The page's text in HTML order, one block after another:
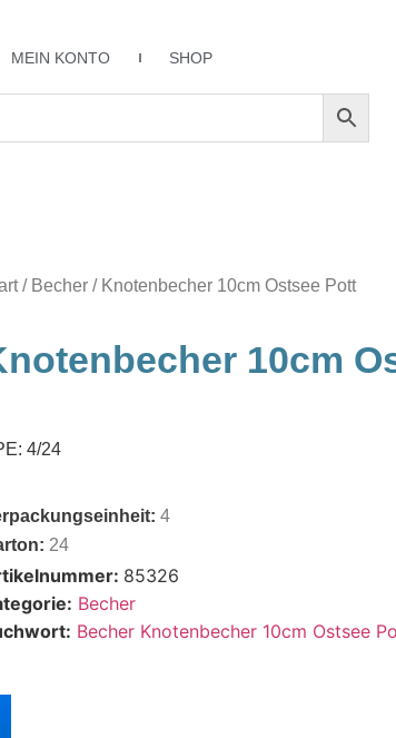
MEIN KONTO SHOP
/ Becher / Knotenbecher 10cm Ostsee Pott
10cm
4/24
4
24
85326
Becher
Becher Knotenbecher 10cm Ostsee